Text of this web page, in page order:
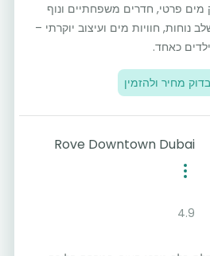
פרטי, חדרים משפחתיים ונוף
נוחות, חוויות מים ועיצוב יוקרתי –
כאחד.
מחיר ולהזמין
Rove Downtown Dubai
4.9